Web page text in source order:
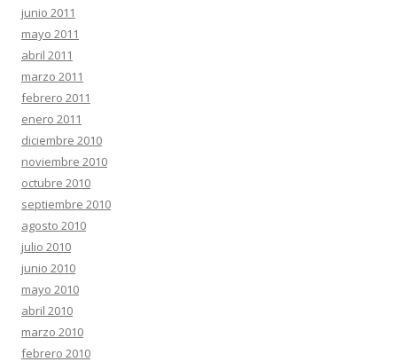
junio 2011
mayo 2011
abril 2011
marzo 2011
febrero 2011
enero 2011
diciembre 2010
noviembre 2010
octubre 2010
septiembre 2010
agosto 2010
julio 2010
junio 2010
mayo 2010
abril 2010
marzo 2010
febrero 2010